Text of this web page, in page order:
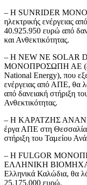
– Η SUNRIDER
ηλεκτρικής ενέργειας
40.925.950 ευρώ από
και Ανθεκτικότητας.
– Η NEW NE SOLAR
ΜΟΝΟΠΡΟΣΩΠΗ ΑΕ
National Energy), που
ενέργειας από ΑΠΕ, θα
από δανειακή στήριξη
Ανθεκτικότητας.
– Η ΚΑΡΑΤΖΗΣ
έργα ΑΠΕ στη Θεσσαλία
στήριξη του Ταμείου
– Η FULGOR
ΕΛΛΗΝΙΚΗ
Ελληνικά Καλώδια, θα
25.175.000 ευρώ.